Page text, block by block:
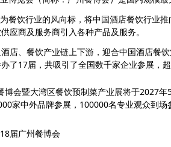
餐饮行业的风向标，将中国酒店餐饮行业
应商及服务商引入各种产品及服务。
店、餐饮产业链上下游，迎合中国酒店餐
了17届，共吸引了全国数千家企业参展，
博会暨大湾区餐饮预制菜产业展将于2027
家中外品牌参展，100000名专业观众到场
届广州餐博会